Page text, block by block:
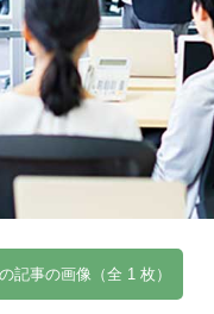
記事の画像（全 1 枚）